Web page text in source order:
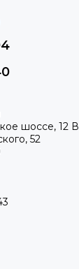
шоссе, 12 В
52